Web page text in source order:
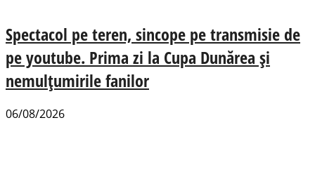
Spectacol pe teren, sincope pe transmisie de
pe youtube. Prima zi la Cupa Dunărea și
nemulțumirile fanilor
06/08/2026